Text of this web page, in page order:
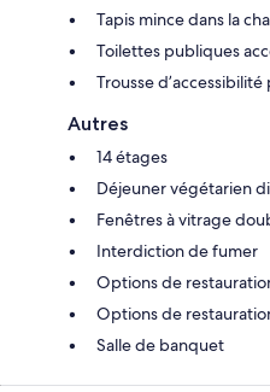
Tapis mince dans la
Toilettes publiques
Trousse
Autres
14 étages
Déjeuner végétarien
Fenêtres à vitrage
Interdiction de fumer
Options de
Options de
Salle de banquet